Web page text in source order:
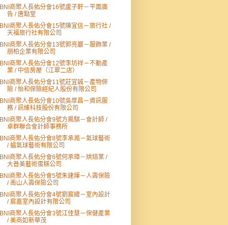
BNI商聚人長佑分會16號盧子軒－平面廣
告 / 唐點堂
BNI商聚人長佑分會15號陳宜信－旅行社 /
天福旅行社有限公司
BNI商聚人長佑分會13號郭亮巖－服飾業 /
朋柏企業有限公司
BNI商聚人長佑分會12號李坊祥－不動產
業 / 中信房屋（江翠二店）
BNI商聚人長佑分會11號莊宜誠－產物保
險 / 怡和保險經紀人股份有限公司
BNI商聚人長佑分會10號吳厚昌－資訊服
務 / 訊維科技股份有限公司
BNI商聚人長佑分會9號方鳳騏－會計師 /
卓群聯合會計師事務所
BNI商聚人長佑分會8號李承澔－氣球藝術
/ 蝠氣球藝術有限公司
BNI商聚人長佑分會6號何承璋－烘焙業 /
大普美藝術蛋糕公司
BNI商聚人長佑分會5號朱建煇－人壽保險
/ 南山人壽保險公司
BNI商聚人長佑分會4號劉宸緯－室內設計
/ 宸嘉室內設計有限公司
BNI商聚人長佑分會3號江佳慧－保健產業
/ 美商如新華茂